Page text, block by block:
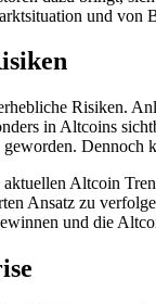
und von
Risiken.
in Altcoins
Altcoin
Ansatz zu
und die